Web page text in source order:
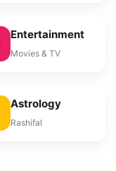
Entertainment
Movies & TV
Astrology
Rashifal